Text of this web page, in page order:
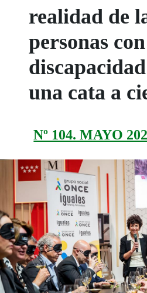
realidad de
personas con
una cata a
Nº 104. MAYO